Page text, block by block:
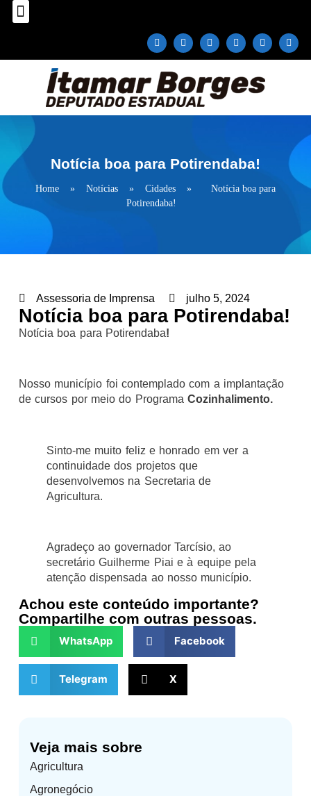
Notícia boa para Potirendaba!
Home » Notícias » Cidades »
Notícia boa para
Potirendaba!
Veja mais sobre
Agricultura
Agronegócio
Assessoria de Imprensa julho 5, 2024
Notícia boa para Potirendaba!
Notícia boa para Potirendaba!
Nosso município foi contemplado com a implantação
de cursos por meio do ProgramaCozinhalimento.
Sinto-me muito feliz e honrado em ver a
continuidade dos projetos que
desenvolvemos na Secretaria de
Agricultura.
Agradeço ao governador Tarcísio, ao
secretário Guilherme Piai e à equipe pela
atenção dispensada ao nosso município.
Achou este conteúdo importante?
Compartilhe com outras pessoas.
WhatsApp Facebook
Telegram X